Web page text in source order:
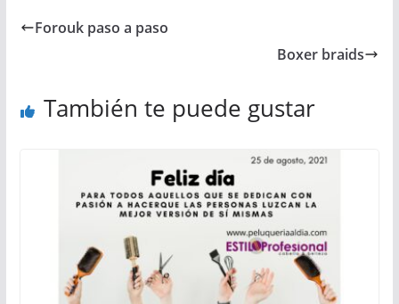
Forouk paso a paso
Boxer braids
También te puede gustar